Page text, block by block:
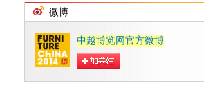
微博
中越博览网官方微博